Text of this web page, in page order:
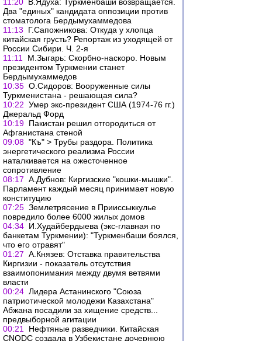
Два "единых" кандидата оппозиции против
стоматолога Бердымухаммедова
11:13
Г.Сапожникова: Откуда у хлопца
китайская грусть? Репортаж из уходящей от
России Сибири. Ч. 2-я
11:11
М.Зыгарь: Скорбно-наскоро. Новым
президентом Туркмении станет
Бердымухаммедов
10:35 О.Сидоров: Вооруженные силы
Туркменистана - решающая сила?
10:22 Умер экс-президент США (1974-76 гг.)
Джеральд Форд
10:19 Пакистан решил отгородиться от
Афганистана стеной
09:08 "Къ" > Трубы раздора. Политика
энергетического реализма России
наталкивается на ожесточенное
сопротивление
08:17 А.Дубнов: Киргизские "кошки-мышки".
Парламент каждый месяц принимает новую
конституцию
07:25 Землетрясение в Прииссыккулье
повредило более 6000 жилых домов
04:34 И.Худайбердыева (экс-главная по
банкетам Туркмении): "Туркменбаши боялся,
что его отравят"
01:27 А.Князев: Отставка правительства
Киргизии - показатель отсутствия
взаимопонимания между двумя ветвями
власти
00:24 Лидера Астанинского "Союза
патриотической молодежи Казахстана"
Абжана посадили за хищение средств...
предвыборной агитации
00:21
Нефтяные разведчики. Китайская
CNODC создала в Узбекистане дочернюю